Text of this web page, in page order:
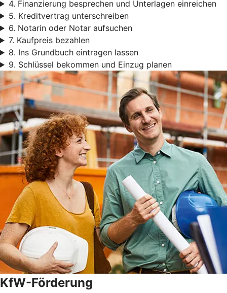
4. Finanzierung besprechen und Unterlagen einreichen
5. Kreditvertrag unterschreiben
6. Notarin oder Notar aufsuchen
7. Kaufpreis bezahlen
8. Ins Grundbuch eintragen lassen
9. Schlüssel bekommen und Einzug planen
KfW-Förderung